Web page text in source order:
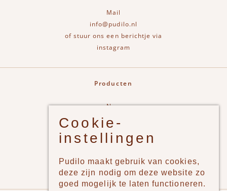
Mail
info@pudilo.nl
of stuur ons een berichtje via
instagram
Producten
New
Jongens
Meisjes
Merken
Cookie-
instellingen
Pudilo maakt gebruik van cookies,
deze zijn nodig om deze website zo
goed mogelijk te laten functioneren.